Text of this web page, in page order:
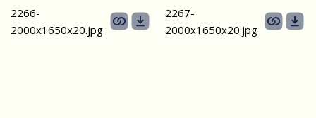
2266-
2000х1650х20.jpg
2267-
2000х1650х20.jpg